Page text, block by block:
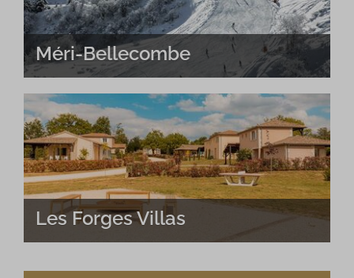
Méri-Bellecombe
Les Forges Villas